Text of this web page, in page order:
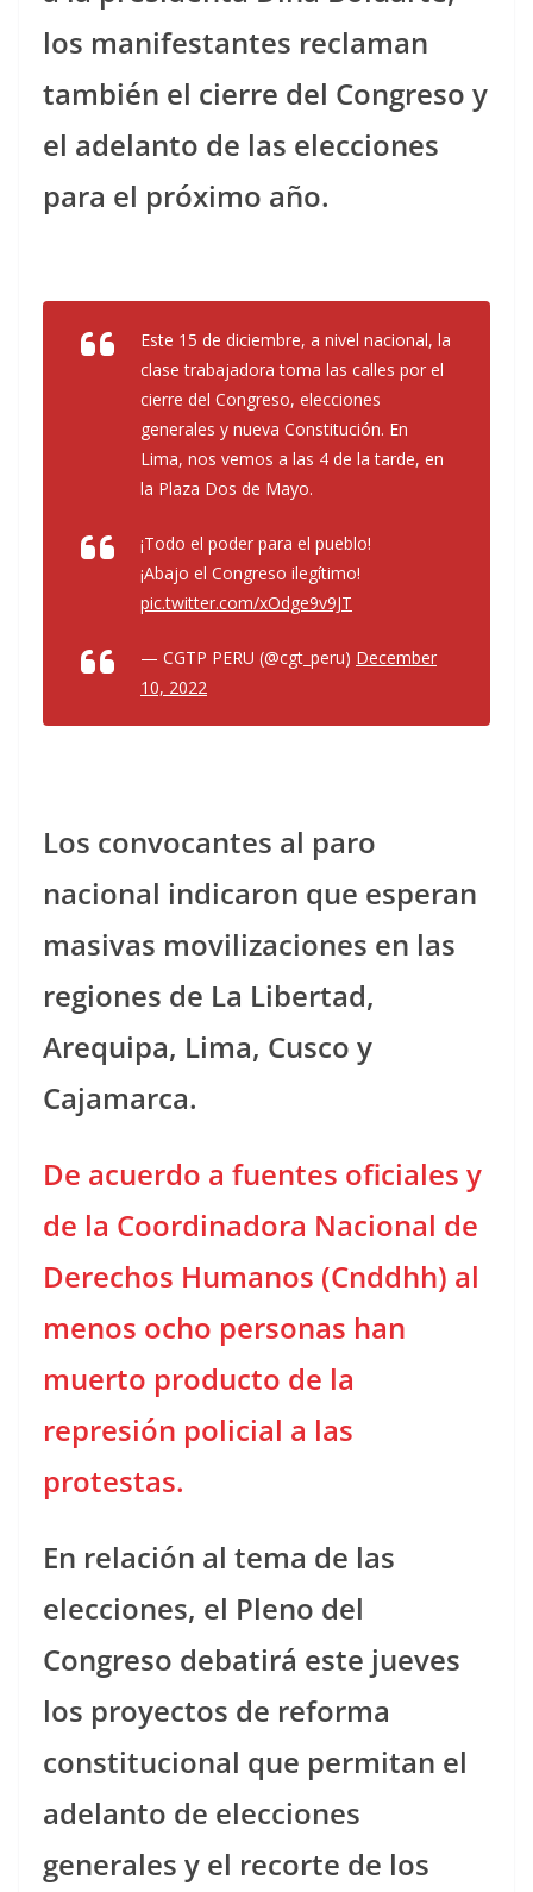
los manifestantes reclaman
también el cierre del Congreso y
el adelanto de las elecciones
para el próximo año.
Este 15 de diciembre, a nivel nacional, la
clase trabajadora toma las calles por el
cierre del Congreso, elecciones
generales y nueva Constitución. En
Lima, nos vemos a las 4 de la tarde, en
la Plaza Dos de Mayo.
¡Todo el poder para el pueblo!
¡Abajo el Congreso ilegítimo!
pic.twitter.com/xOdge9v9JT
— CGTP PERU (@cgt_peru) December
10, 2022
Los convocantes al paro
nacional indicaron que esperan
masivas movilizaciones en las
regiones de La Libertad,
Arequipa, Lima, Cusco y
Cajamarca.
De acuerdo a fuentes oficiales y
de la Coordinadora Nacional de
Derechos Humanos (Cnddhh) al
menos ocho personas han
muerto producto de la
represión policial a las
protestas.
En relación al tema de las
elecciones, el Pleno del
Congreso debatirá este jueves
los proyectos de reforma
constitucional que permitan el
adelanto de elecciones
generales y el recorte de los